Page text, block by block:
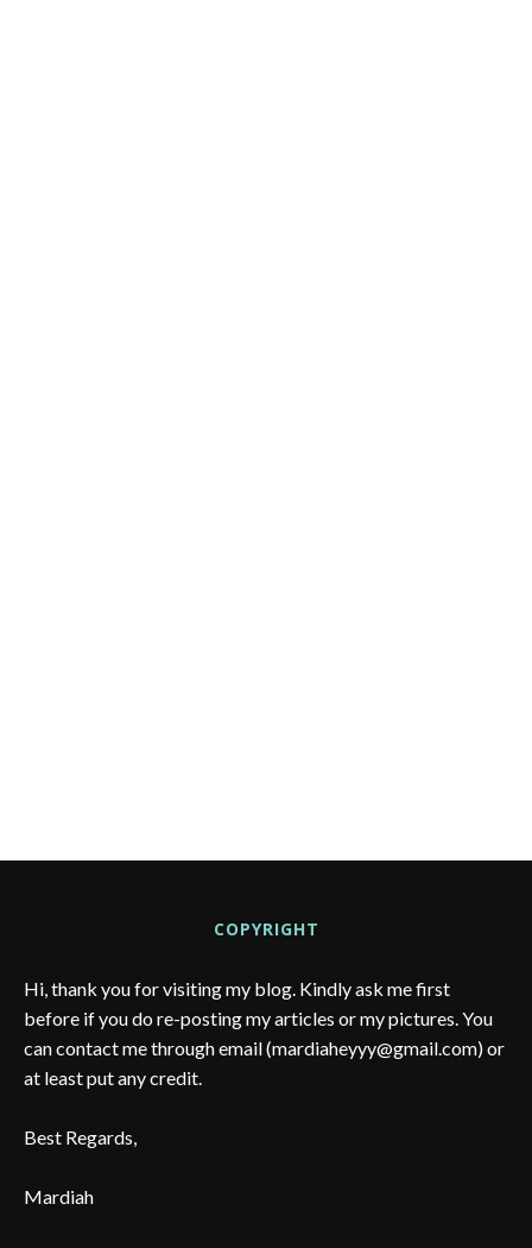
COPYRIGHT
Hi, thank you for visiting my blog. Kindly ask me first
before if you do re-posting my articles or my pictures. You
can contact me through email (mardiaheyyy@gmail.com) or
at least put any credit.
Best Regards,
Mardiah